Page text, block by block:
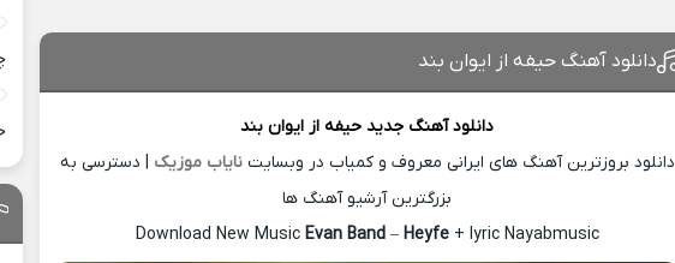
دانلود آهنگ حیفه از ایوان بند
دانلود آهنگ جدیدحیفه از ایوان بند
دانلود بروزترین آهنگ های ایرانی معروف و کمیاب در وبسایتنایاب موزیک | دسترسی به
بزرگترین آرشیو آهنگ ها
Download New Music Evan Band– Heyfe+ lyric Nayabmusic